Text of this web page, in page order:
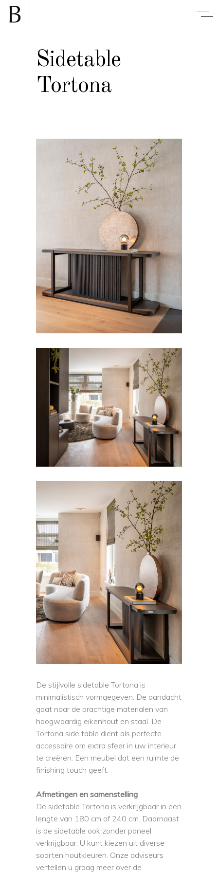
Sidetable
Tortona
De stijlvolle sidetable Tortona is
minimalistisch vormgegeven. De aandacht
gaat naar de prachtige materialen van
hoogwaardig eikenhout en staal. De
Tortona side table dient als perfecte
accessoire om extra sfeer in uw interieur
te creëren. Een meubel dat een ruimte de
finishing touch geeft.
Afmetingen en samenstelling
De sidetable Tortona is verkrijgbaar in een
lengte van 180 cm of 240 cm. Daarnaast
is de sidetable ook zonder paneel
verkrijgbaar. U kunt kiezen uit diverse
soorten houtkleuren. Onze adviseurs
vertellen u graag meer over de